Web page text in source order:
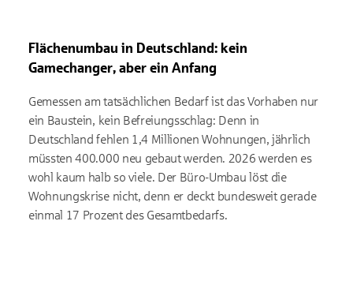
Flächenumbau in Deutschland: kein
Gamechanger, aber ein Anfang
Gemessen am tatsächlichen Bedarf ist das Vorhaben nur
ein Baustein, kein Befreiungsschlag: Denn in
Deutschland fehlen 1,4 Millionen Wohnungen, jährlich
müssten 400.000 neu gebaut werden. 2026 werden es
wohl kaum halb so viele. Der Büro-Umbau löst die
Wohnungskrise nicht, denn er deckt bundesweit gerade
einmal 17 Prozent des Gesamtbedarfs.